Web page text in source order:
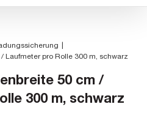
Laufmeter pro Rolle 300 m, schwarz
50 cm /
300 m, schwarz